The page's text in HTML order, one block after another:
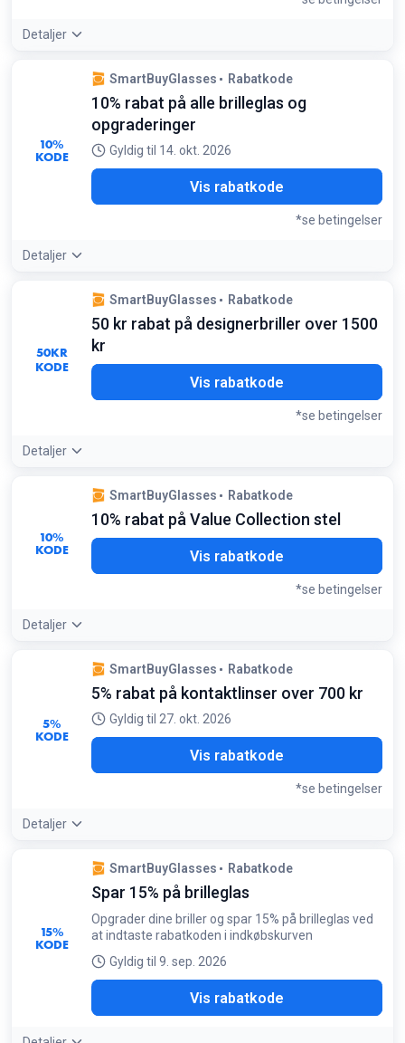
Detaljer
Tilbudsdetaljer:
Kombiner dette med de allerede lave
priser på SmartBuy Collection for at få det billigste
komplette par briller
Betingelser:
Gælder glas, opgraderinger og belægninger til SmartBuy
Collection, Arise Collective, LMNT og OMW
10%
KODE
SmartBuyGlasses Rabatkode
10% rabat på alle brilleglas og
opgraderinger
Gyldig til 14. okt. 2026
Vis rabatkode
*se betingelser
Detaljer
Tilbudsdetaljer:
Denne kode er perfekt, hvis du vil tilføje
blålysfilter eller tyndere glas til dine nye designerstel
Betingelser:
Gælder for alle glas, opgraderinger og belægninger
50KR
KODE
SmartBuyGlasses Rabatkode
50 kr rabat på designerbriller over 1500
kr
Vis rabatkode
*se betingelser
Detaljer
Tilbudsdetaljer:
Hvis din kurv er tæt på 2000 kr, kan det
betale sig at tilføje et billigt tilbehør for at bruge 200 kr
koden i stedet
Betingelser:
Minimumskøb på 1500 kr er påkrævet
10%
KODE
SmartBuyGlasses Rabatkode
10% rabat på Value Collection stel
Vis rabatkode
*se betingelser
Detaljer
Tilbudsdetaljer:
Brug koden på SmartBuy Collection for at
få stilfulde briller til en endnu lavere pris
Betingelser:
Gælder SmartBuy Collection, Arise Collective, LMNT Eyewear
og OMW
5%
KODE
SmartBuyGlasses Rabatkode
5% rabat på kontaktlinser over 700 kr
Gyldig til 27. okt. 2026
Vis rabatkode
*se betingelser
Detaljer
Tilbudsdetaljer:
Køb stort ind til flere måneder for at
passere grænsen på 700 kr og spare på dine linser
Betingelser:
Gælder kun kontaktlinser. Minimumskøb på 700 kr
15%
KODE
SmartBuyGlasses Rabatkode
Spar 15% på brilleglas
Opgrader dine briller og spar 15% på brilleglas ved
at indtaste rabatkoden i indkøbskurven
Gyldig til 9. sep. 2026
Vis rabatkode